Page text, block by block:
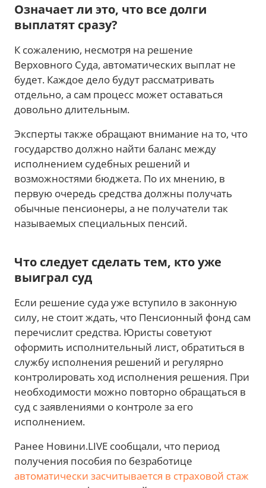
Означает ли это, что все долги
выплатят сразу?
К сожалению, несмотря на решение
Верховного Суда, автоматических выплат не
будет. Каждое дело будут рассматривать
отдельно, а сам процесс может оставаться
довольно длительным.
Эксперты также обращают внимание на то, что
государство должно найти баланс между
исполнением судебных решений и
возможностями бюджета. По их мнению, в
первую очередь средства должны получать
обычные пенсионеры, а не получатели так
называемых специальных пенсий.
Что следует сделать тем, кто уже
выиграл суд
Если решение суда уже вступило в законную
силу, не стоит ждать, что Пенсионный фонд сам
перечислит средства. Юристы советуют
оформить исполнительный лист, обратиться в
службу исполнения решений и регулярно
контролировать ход исполнения решения. При
необходимости можно повторно обращаться в
суд с заявлениями о контроле за его
исполнением.
Ранее Новини.LIVE сообщали, что период
получения пособия по безработице
автоматически засчитывается в страховой стаж